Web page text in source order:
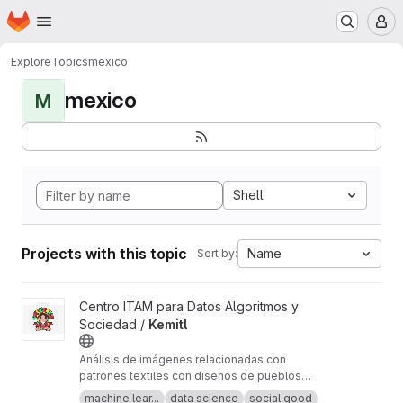
Skip to main content
Homepage
ExploreTopicsmexico
M mexico
Shell
Projects with this topic Sort by: Name
View Kemitl project
Centro ITAM para Datos Algoritmos y
Sociedad / Kemitl
Análisis de imágenes relacionadas con
patrones textiles con diseños de pueblos
originarios con la finalidad de identificar su uso
machine lear... data science
social good